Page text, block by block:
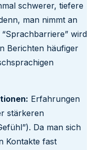
schwerer, tiefere
man nimmt an
wird
Berichten häufiger
Erfahrungen
stärkeren
Da man sich
Kontakte fast